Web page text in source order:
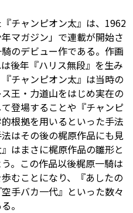
チャンピオン太』は、1962
マガジン」で連載が開始さ
のデビュー作である。作画
後年『ハリス無段』を生み
チャンピオン太』は当時の
王・力道山をはじめ実在の
登場することや『チャンピ
根拠を用いるといった手法
はその後の梶原作品にも見
はまさに梶原作品の雛形と
。この作品以後梶原一騎は
むことになり、『あしたの
手バカ一代』といった数々
。